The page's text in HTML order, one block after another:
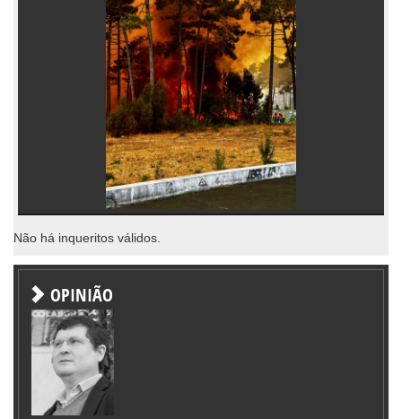
Não há inqueritos válidos.
OPINIÃO